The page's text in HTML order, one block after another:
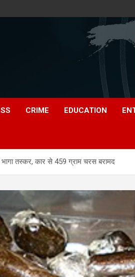
CRIME EDUCATION
तस्कर, कार से 459 ग्राम चरस बरामद